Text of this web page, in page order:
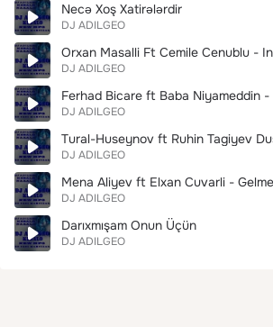
Necə Xoş Xatirələrdir
DJ ADILGEO
Orxan Masalli Ft Cemile Cenublu -
DJ ADILGEO
DJ ADILGEO
Tural-Huseynov ft Ruhin Tagiyev
DJ ADILGEO
DJ ADILGEO
Darıxmışam Onun Üçün
DJ ADILGEO